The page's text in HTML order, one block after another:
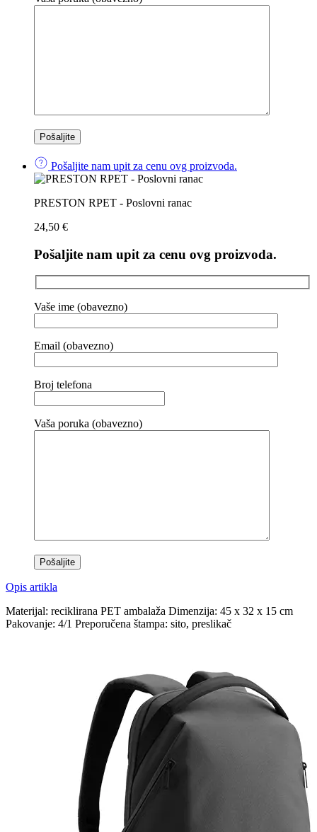
Pošaljite nam upit za cenu ovg proizvoda.
PRESTON RPET - Poslovni ranac
24,50 €
Pošaljite nam upit za cenu ovg proizvoda.
Vaše ime (obavezno)
Email (obavezno)
Broj telefona
Vaša poruka (obavezno)
Opis artikla
Materijal: reciklirana PET ambalaža Dimenzija: 45 x 32 x 15 cm
Pakovanje: 4/1 Preporučena štampa: sito, preslikač